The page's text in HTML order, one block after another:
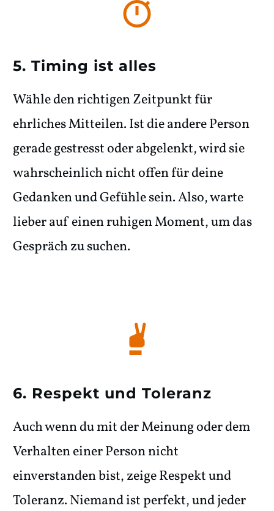
5. Timing ist alles
Wähle den richtigen Zeitpunkt für
ehrliches Mitteilen. Ist die andere Person
gerade gestresst oder abgelenkt, wird sie
wahrscheinlich nicht offen für deine
Gedanken und Gefühle sein. Also, warte
lieber auf einen ruhigen Moment, um das
Gespräch zu suchen.
6. Respekt und Toleranz
Auch wenn du mit der Meinung oder dem
Verhalten einer Person nicht
einverstanden bist, zeige Respekt und
Toleranz. Niemand ist perfekt, und jeder